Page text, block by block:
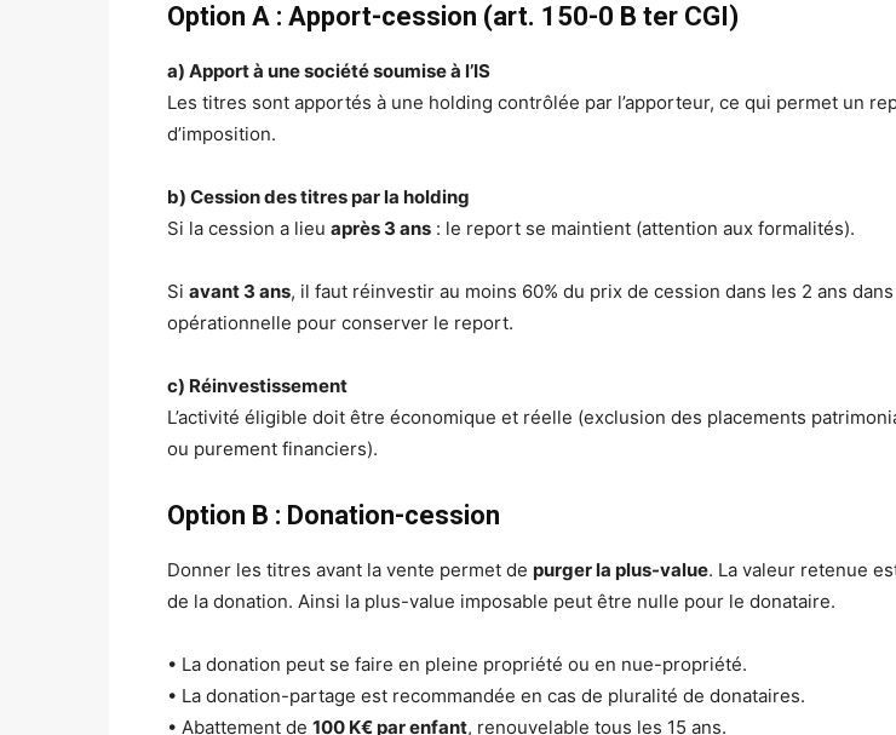
Option A : Apport-cession (art. 150-0 B ter CGI)
a) Apport à une société soumise à l’IS
Les titres sont apportés à une holding contrôlée par l’apporteur, ce qui permet un
d’imposition.
b) Cession des titres par la holding
Si la cession a lieu après 3 ans : le report se maintient (attention aux formalités).
Si avant 3 ans, il faut réinvestir au moins 60% du prix de cession dans les 2 ans
opérationnelle pour conserver le report.
c) Réinvestissement
L’activité éligible doit être économique et réelle (exclusion des placements
ou purement financiers).
Option B : Donation-cession
Donner les titres avant la vente permet de purger la plus-value. La valeur retenue
de la donation. Ainsi la plus-value imposable peut être nulle pour le donataire.
• La donation peut se faire en pleine propriété ou en nue-propriété.
• La donation-partage est recommandée en cas de pluralité de donataires.
• Abattement de 100 K€ par enfant, renouvelable tous les 15 ans.